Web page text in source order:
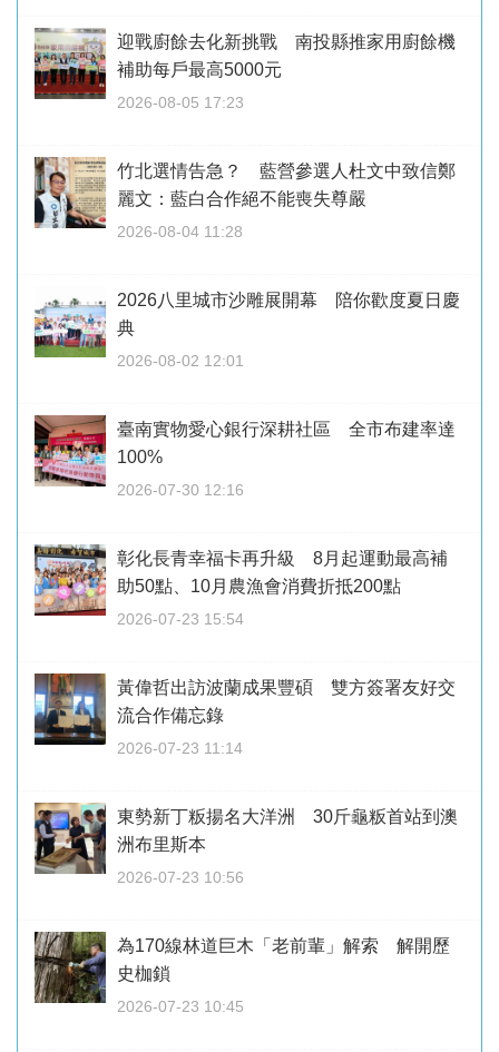
迎戰廚餘去化新挑戰 南投縣推家用廚餘機
補助每戶最高5000元
2026-08-05 17:23
竹北選情告急？ 藍營參選人杜文中致信鄭
麗文：藍白合作絕不能喪失尊嚴
2026-08-04 11:28
2026八里城市沙雕展開幕 陪你歡度夏日慶
典
2026-08-02 12:01
臺南實物愛心銀行深耕社區 全市布建率達
100%
2026-07-30 12:16
彰化長青幸福卡再升級 8月起運動最高補
助50點、10月農漁會消費折抵200點
2026-07-23 15:54
黃偉哲出訪波蘭成果豐碩 雙方簽署友好交
流合作備忘錄
2026-07-23 11:14
東勢新丁粄揚名大洋洲 30斤龜粄首站到澳
洲布里斯本
2026-07-23 10:56
為170線林道巨木「老前輩」解索 解開歷
史枷鎖
2026-07-23 10:45